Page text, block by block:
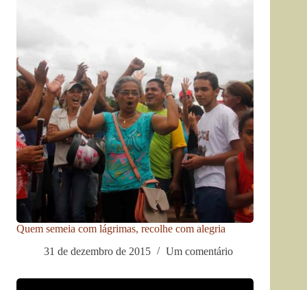
Quem semeia com lágrimas, recolhe com alegria
31 de dezembro de 2015
Um comentário